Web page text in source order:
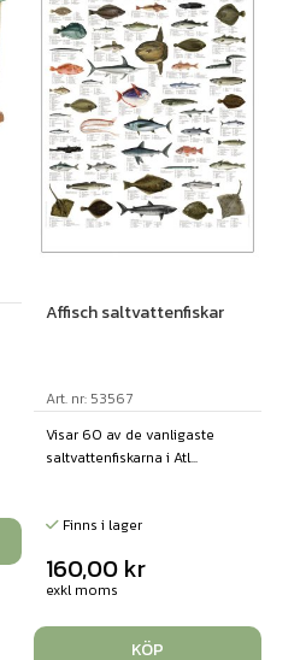
Affisch saltvattenfiskar
Art. nr: 53567
Visar 60 av de vanligaste
saltvattenfiskarna i Atl...
Finns i lager
160,00 kr
exkl moms
KÖP